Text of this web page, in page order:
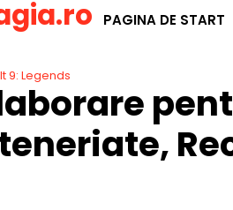
PAGINA DE START
9: Legends